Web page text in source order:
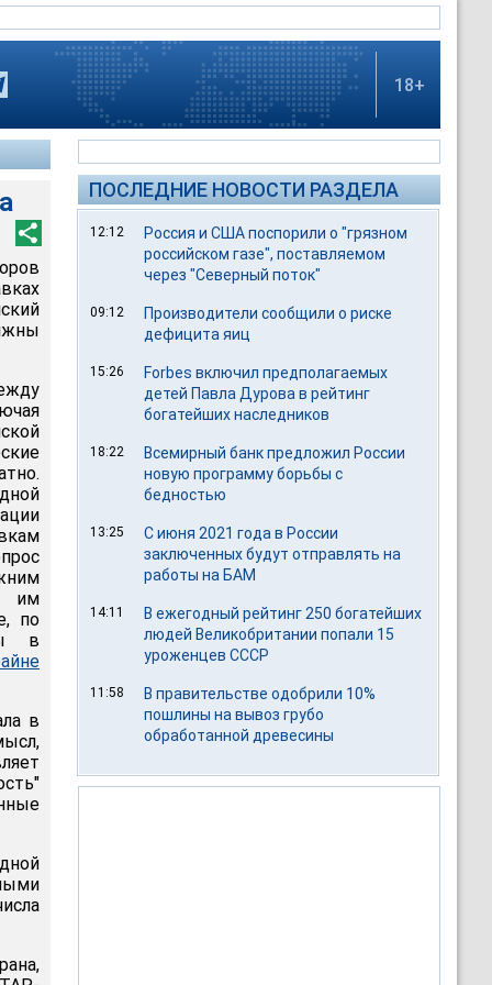
18+
им
по
в
в
ПОСЛЕДНИЕ НОВОСТИ РАЗДЕЛА
12:12
Россия и США поспорили о "грязном
российском газе", поставляемом
через "Северный поток"
09:12
Производители сообщили о риске
дефицита яиц
15:26
Forbes включил предполагаемых
детей Павла Дурова в рейтинг
богатейших наследников
18:22
Всемирный банк предложил России
новую программу борьбы с
бедностью
13:25
С июня 2021 года в России
заключенных будут отправлять на
работы на БАМ
14:11
В ежегодный рейтинг 250 богатейших
людей Великобритании попали 15
уроженцев СССР
11:58
В правительстве одобрили 10%
пошлины на вывоз грубо
обработанной древесины